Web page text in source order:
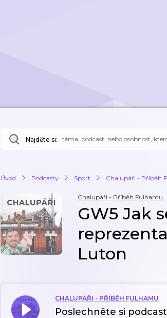
Najděte si:
Úvod Podcasty Sport Chalupáři - Příběh
Chalupáři - Příběh Fulhamu
GW5 Jak
Luton
CHALUPÁŘI - PŘÍBĚH FULHAMU
Poslechněte si podcast